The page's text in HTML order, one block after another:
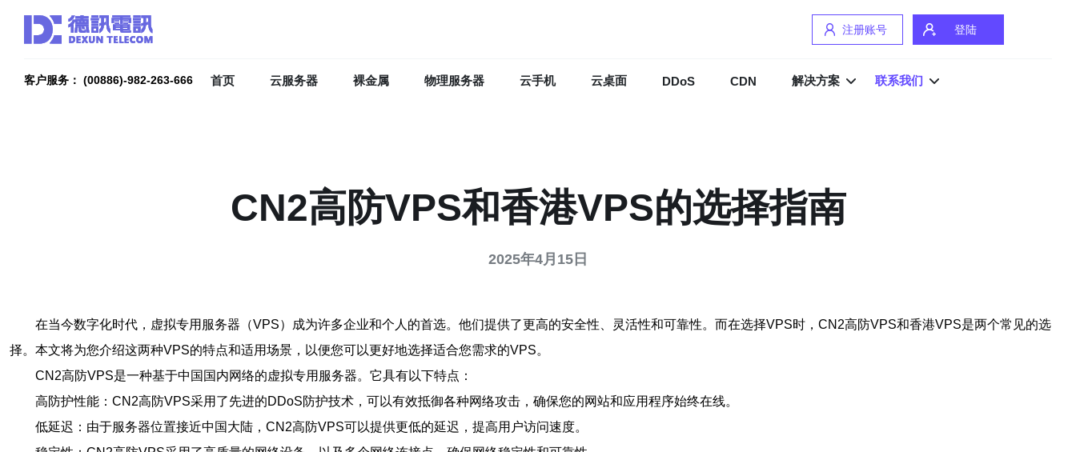
注册账号 登陆
客户服务： (00886)-982-263-666 首页 云服务器 裸金属 物理服务器 云手机 云桌面 DDoS CDN 解决方案 联系我们
CN2高防VPS和香港VPS的选择指南
2025年4月15日
在当今数字化时代，虚拟专用服务器（VPS）成为许多企业和个人的首选。他们提供了更高的安全性、灵活性和可靠性。而在选择VPS时，CN2高防VPS和香港VPS是两个常见的选
择。本文将为您介绍这两种VPS的特点和适用场景，以便您可以更好地选择适合您需求的VPS。
CN2高防VPS是一种基于中国国内网络的虚拟专用服务器。它具有以下特点：
高防护性能：CN2高防VPS采用了先进的DDoS防护技术，可以有效抵御各种网络攻击，确保您的网站和应用程序始终在线。
低延迟：由于服务器位置接近中国大陆，CN2高防VPS可以提供更低的延迟，提高用户访问速度。